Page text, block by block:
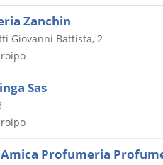
Zanchin
Giovanni Battista, 2
Sas
Profumeria